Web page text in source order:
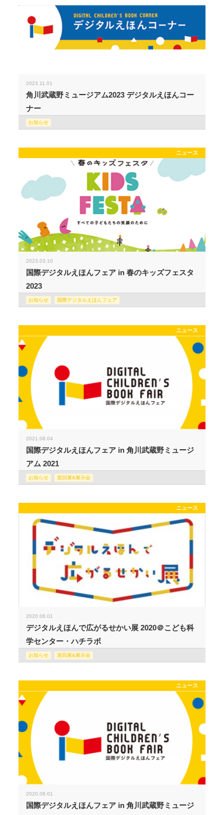
2023.11.01
角川武蔵野ミュージアム2023 デジタルえほんコー
ナー
お知らせ
ニュース
2023.03.10
国際デジタルえほんフェア in 春のキッズフェスタ
2023
お知らせ 国際デジタルえほんフェア
ニュース
2021.08.04
国際デジタルえほんフェア in 角川武蔵野ミュージ
アム 2021
お知らせ 巡回展&展示会
ニュース
2020.06.01
デジタルえほんで広がるせかい展 2020＠こども科
学センター・ハチラボ
お知らせ 巡回展&展示会
ニュース
2020.08.01
国際デジタルえほんフェア in 角川武蔵野ミュージ